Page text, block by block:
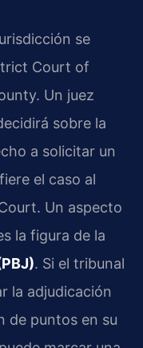
se
Court of
Un juez
sobre la
a solicitar un
el caso al
Un aspecto
la figura de la
. Si el tribunal
la adjudicación
de puntos en su